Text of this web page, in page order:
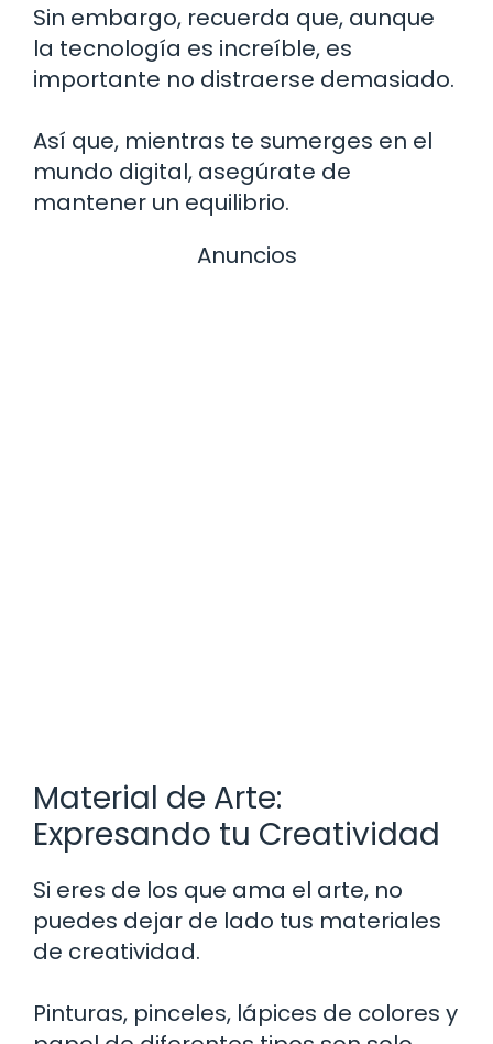
Sin embargo, recuerda que, aunque
la tecnología es increíble, es
importante no distraerse demasiado.
Así que, mientras te sumerges en el
mundo digital, asegúrate de
mantener un equilibrio.
Anuncios
Material de Arte:
Expresando tu Creatividad
Si eres de los que ama el arte, no
puedes dejar de lado tus materiales
de creatividad.
Pinturas, pinceles, lápices de colores y